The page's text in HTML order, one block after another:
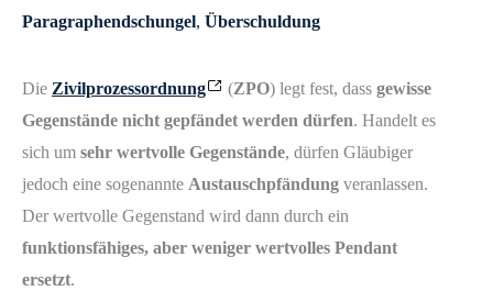
Paragraphendschungel, Überschuldung
Die Zivilprozessordnung (ZPO) legt fest, dass gewisse
Gegenstände nicht gepfändet werden dürfen. Handelt es
sich um sehr wertvolle Gegenstände, dürfen Gläubiger
jedoch eine sogenannte Austauschpfändung veranlassen.
Der wertvolle Gegenstand wird dann durch ein
funktionsfähiges, aber weniger wertvolles Pendant
ersetzt.